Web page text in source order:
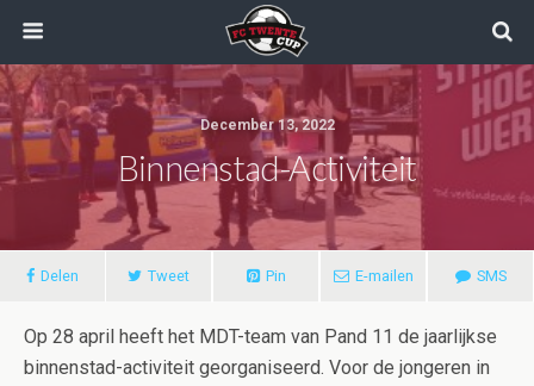
December 13, 2022
Binnenstad-Activiteit
Delen Tweet Pin E-mailen SMS
Op 28 april heeft het MDT-team van Pand 11 de jaarlijkse
binnenstad-activiteit georganiseerd. Voor de jongeren in